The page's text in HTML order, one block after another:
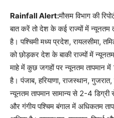
Rainfall Alert:मौसम विभाग की
बात करें तो देश के कई राज्यों में न्यूनतम
है। पश्चिमी मध्य प्रदेश, रायलसीमा,
को छोड़कर देश के बाकी राज्यों में
माहे में कुछ जगहों पर न्यूनतम तापमान
है। पंजाब, हरियाणा, राजस्थान,
न्यूनतम तापमान सामान्य से 2-4
और गंगीय पश्चिम बंगाल में अधिकतम